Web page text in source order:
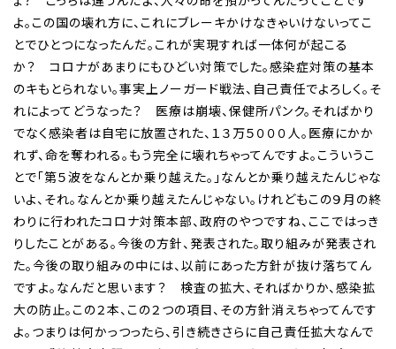
よ。この国の壊れ方に、これにブレーキかけなきゃいけないってこ
とでひとつになったんだ。これが実現すれば一体何が起こる
か？ コロナがあまりにもひどい対策でした。感染症対策の基本
のキもとられない。事実上ノーガード戦法、自己責任でよろしく。そ
れによってどうなった？ 医療は崩壊、保健所パンク。そればかり
でなく感染者は自宅に放置された、１３万５０００人。医療にかか
れず、命を奪われる。もう完全に壊れちゃってんですよ。こういうこ
とで「第５波をなんとか乗り越えた。」なんとか乗り越えたんじゃな
いよ、それ。なんとか乗り越えたんじゃない。けれどもこの９月の終
わりに行われたコロナ対策本部、政府のやつですね、ここではっき
りしたことがある。今後の方針、発表された。取り組みが発表され
た。今後の取り組みの中には、以前にあった方針が抜け落ちてん
ですよ。なんだと思います？ 検査の拡大、そればかりか、感染拡
大の防止。この２本、この２つの項目、その方針消えちゃってんです
よ。つまりは何かっつったら、引き続きさらに自己責任拡大なんで